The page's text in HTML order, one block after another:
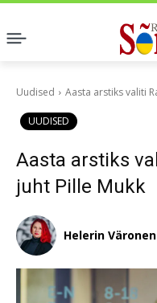
Uudised Aasta arstiks valiti
UUDISED
Aasta arstiks
juht Pille Mukk
Helerin Väronen